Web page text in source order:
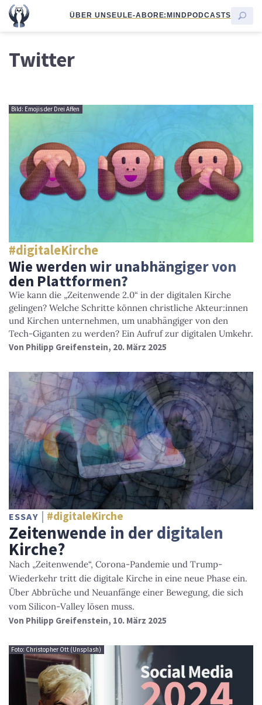
ÜBER UNSEULE-ABORE:MINDPODCASTS
Twitter
Bild: Emojis der Drei Affen
#digitaleKirche
Wie werden wir unabhängiger von
den Plattformen?
Wie kann die „Zeitenwende 2.0“ in der digitalen Kirche
gelingen? Welche Schritte können christliche Akteur:innen
und Kirchen unternehmen, um unabhängiger von den
Tech-Giganten zu werden? Ein Aufruf zur digitalen Umkehr.
Von Philipp Greifenstein, 20. März 2025
ESSAY #digitaleKirche
Zeitenwende in der digitalen
Kirche?
Nach „Zeitenwende“, Corona-Pandemie und Trump-
Wiederkehr tritt die digitale Kirche in eine neue Phase ein.
Über Abbrüche und Neuanfänge einer Bewegung, die sich
vom Silicon-Valley lösen muss.
Von Philipp Greifenstein, 10. März 2025
Foto: Christopher Ott (Unsplash)